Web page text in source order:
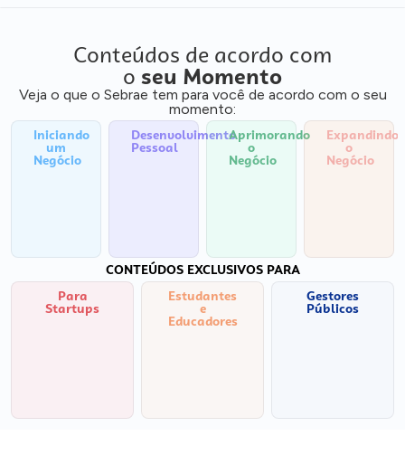
Conteúdos de acordo com
o seu Momento
Veja o que o Sebrae tem para você de acordo com o seu
momento:
Iniciando
um
Negócio
Desenvolvimento
Pessoal
Aprimorando
o
Negócio
Expandindo
o
Negócio
CONTEÚDOS EXCLUSIVOS PARA
Para
Startups
Estudantes
e
Educadores
Gestores
Públicos